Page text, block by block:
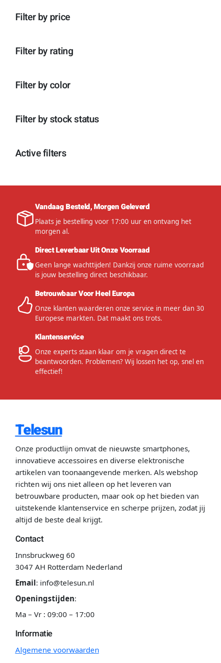
Filter by price
Filter by rating
Filter by color
Filter by stock status
Active filters
Vandaag Besteld, Morgen Geleverd
Plaats je bestelling voor 17:00 uur en ontvang het
morgen al.
Direct Leverbaar Uit Onze Voorraad
Geen lange wachttijden! Dankzij onze ruime voorraad
is jouw bestelling direct beschikbaar.
Betrouwbaar Voor Heel Europa
Onze klanten waarderen onze service in meer dan 30
Europese markten. Dat maakt ons trots.
Klantenservice
Onze experts staan klaar om je vragen direct te
beantwoorden. Problemen? Wij lossen het op, snel en
effectief!
Telesun
Onze productlijn omvat de nieuwste smartphones,
innovatieve accessoires en diverse elektronische
artikelen van toonaangevende merken. Als webshop
richten wij ons niet alleen op het leveren van
betrouwbare producten, maar ook op het bieden van
uitstekende klantenservice en scherpe prijzen, zodat jij
altijd de beste deal krijgt.
Contact
Innsbruckweg 60
3047 AH Rotterdam Nederland
Email: info@telesun.nl
Openingstijden:
Ma – Vr : 09:00 – 17:00
Informatie
Algemene voorwaarden